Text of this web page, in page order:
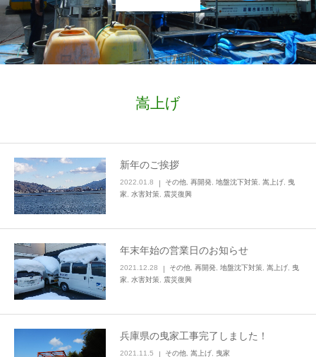
嵩上げ
新年のご挨拶
2022.01.8 その他 再開発 地盤沈下対策 嵩上げ
曳
家 水害対策 震災復興
年末年始の営業日のお知らせ
2021.12.28 その他 再開発 地盤沈下対策 嵩上げ
曳
家 水害対策 震災復興
兵庫県の曳家工事完了しました！
2021.11.5 その他 嵩上げ 曳家
新着情報
よくある質問
LINEでのお問い合わせ